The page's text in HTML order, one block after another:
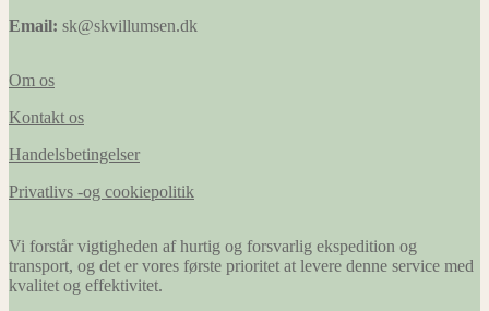
Email: sk@skvillumsen.dk
Om os
Kontakt os
Handelsbetingelser
Privatlivs -og cookiepolitik
Vi forstår vigtigheden af hurtig og forsvarlig ekspedition og
transport, og det er vores første prioritet at levere denne service med
kvalitet og effektivitet.